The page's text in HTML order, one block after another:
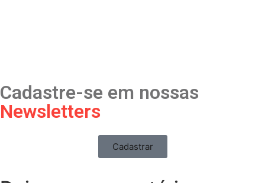
Cadastre-se em nossas
Newsletters
Cadastrar